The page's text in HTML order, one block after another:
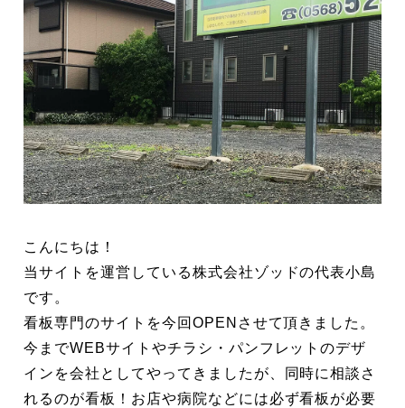
こんにちは！
当サイトを運営している株式会社ゾッドの代表小島
です。
看板専門のサイトを今回OPENさせて頂きました。
今までWEBサイトやチラシ・パンフレットのデザ
インを会社としてやってきましたが、同時に相談さ
れるのが看板！お店や病院などには必ず看板が必要